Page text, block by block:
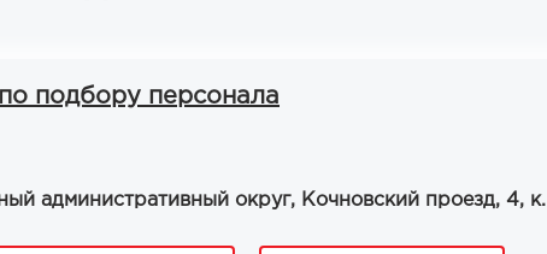
подбору персонала
административный округ, Кочновский проезд, 4, к.